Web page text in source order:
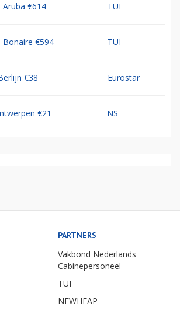
Aruba €614 TUI
Bonaire €594 TUI
€38 Eurostar
€21 NS
PARTNERS
Vakbond Nederlands
Cabinepersoneel
TUI
NEWHEAP